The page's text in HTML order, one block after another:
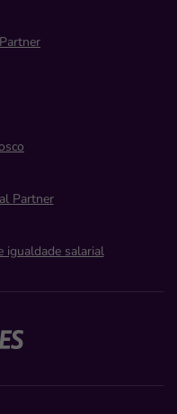
Partner
igualdade salarial